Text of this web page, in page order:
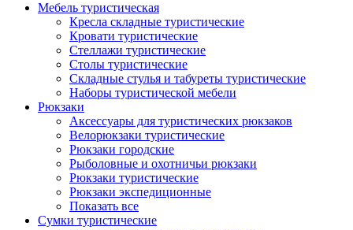
Мебель туристическая
Кресла складные туристические
Кровати туристические
Стеллажи туристические
Столы туристические
Складные стулья и табуреты туристические
Наборы туристической мебели
Рюкзаки
Аксессуары для туристических рюкзаков
Велорюкзаки туристические
Рюкзаки городские
Рыболовные и охотничьи рюкзаки
Рюкзаки туристические
Рюкзаки экспедиционные
Показать все
Сумки туристические